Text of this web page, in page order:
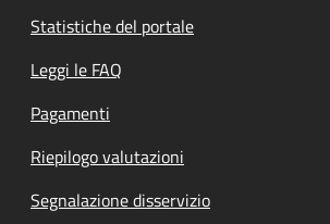
Statistiche del portale
Leggi le FAQ
Pagamenti
Riepilogo valutazioni
Segnalazione disservizio